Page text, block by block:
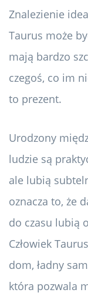
Znalezienie
Taurus może
mają bardzo
czegoś, co im
to prezent.
Urodzony
ludzie są
ale lubią
oznacza to, że
do czasu lubią
Człowiek
dom, ładny
która pozwala